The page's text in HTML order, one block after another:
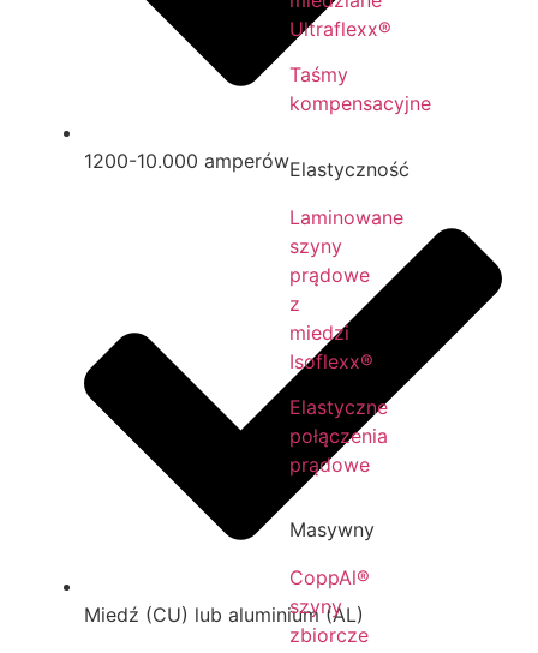
Ultraflexx®
Taśmy
kompensacyjne
Elastyczność
Laminowane
szyny
prądowe
z
miedzi
Isoflexx®
Elastyczne
połączenia
prądowe
Masywny
CoppAl®
szyny
zbiorcze
1200-10.000 amperów
Miedź (CU) lub aluminium (AL)